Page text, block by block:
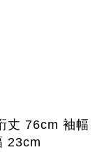
丈 76cm 袖幅
23cm